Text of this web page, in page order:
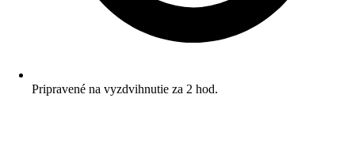
Pripravené na vyzdvihnutie za 2 hod.